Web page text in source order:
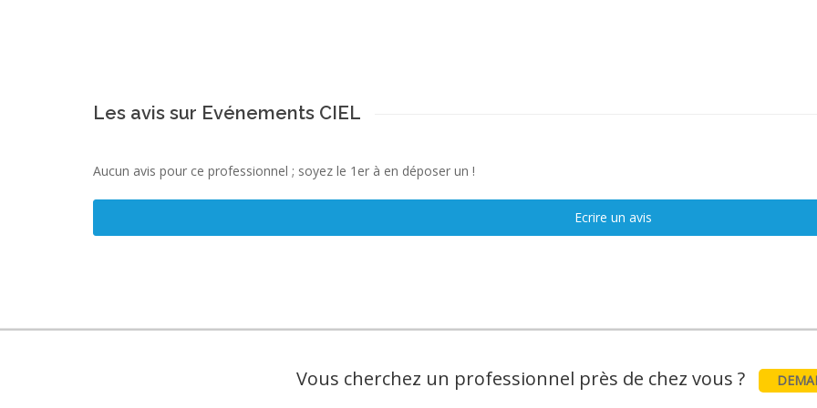
Les avis sur Evénements CIEL
Aucun avis pour ce professionnel ; soyez le 1er à en déposer un !
Ecrire un avis
Vous cherchez un professionnel près de chez vous ?